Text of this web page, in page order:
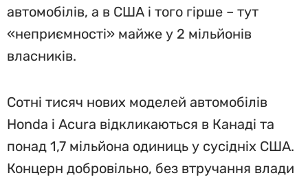
автомобілів, а в США і того гірше – тут
«неприємності» майже у 2 мільйонів
власників.
Сотні тисяч нових моделей автомобілів
Honda і Acura відкликаються в Канаді та
понад 1,7 мільйона одиниць у сусідніх США.
Концерн добровільно, без втручання влади